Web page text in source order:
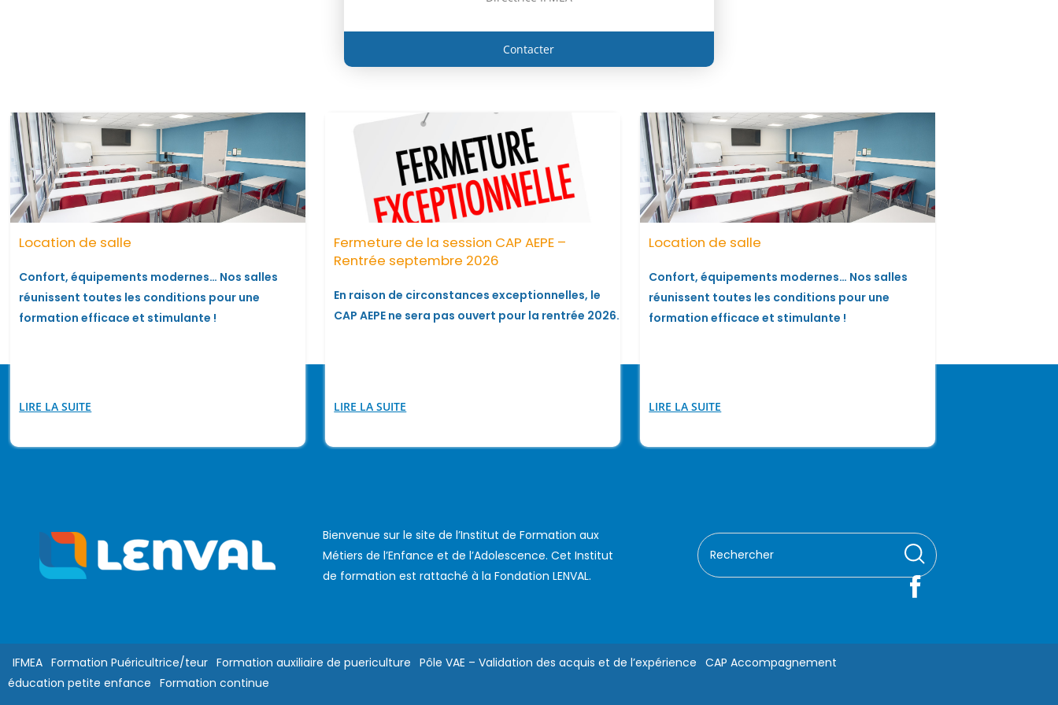
Contacter
Location de salle
Confort, équipements modernes… Nos salles
réunissent toutes les conditions pour une
formation efficace et stimulante !
LIRE LA SUITE
Fermeture de la session CAP AEPE –
Rentrée septembre 2026
En raison de circonstances exceptionnelles, le
CAP AEPE ne sera pas ouvert pour la rentrée 2026.
LIRE LA SUITE
Location de salle
Confort, équipements modernes… Nos salles
réunissent toutes les conditions pour une
formation efficace et stimulante !
LIRE LA SUITE
Bienvenue sur le site de l’Institut de Formation aux
Métiers de l’Enfance et de l’Adolescence. Cet Institut
de formation est rattaché à la Fondation LENVAL.
IFMEA Formation Puéricultrice/teur Formation auxiliaire de puericulture Pôle VAE – Validation des acquis et de l’expérience CAP Accompagnement
éducation petite enfance
Formation continue